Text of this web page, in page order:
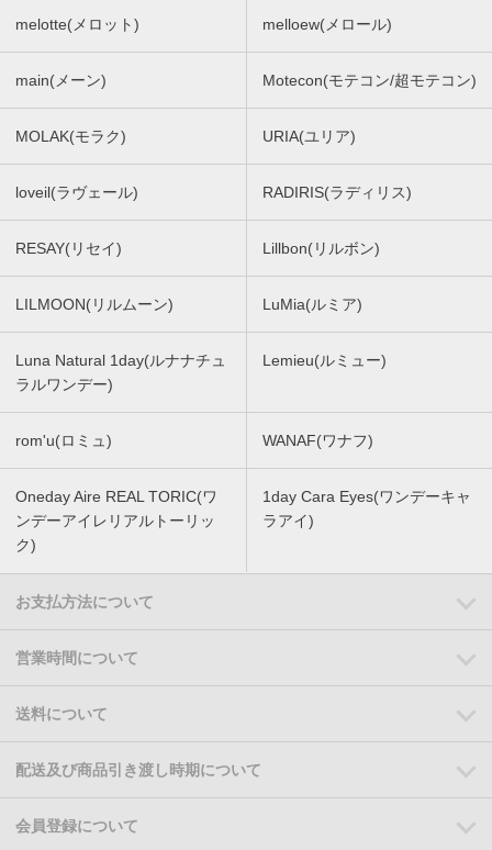
melotte(メロット) melloew(メロール)
main(メーン) Motecon(モテコン/超モテコン)
MOLAK(モラク) URIA(ユリア)
loveil(ラヴェール) RADIRIS(ラディリス)
RESAY(リセイ) Lillbon(リルボン)
LILMOON(リルムーン) LuMia(ルミア)
Luna Natural 1day(ルナナチュ
ラルワンデー)
Lemieu(ルミュー)
rom'u(ロミュ) WANAF(ワナフ)
Oneday Aire REAL TORIC(ワ
ンデーアイレリアルトーリッ
ク)
1day Cara Eyes(ワンデーキャ
ラアイ)
お支払方法について
営業時間について
送料について
配送及び商品引き渡し時期について
会員登録について